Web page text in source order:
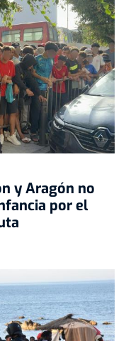
y Aragón no
por el